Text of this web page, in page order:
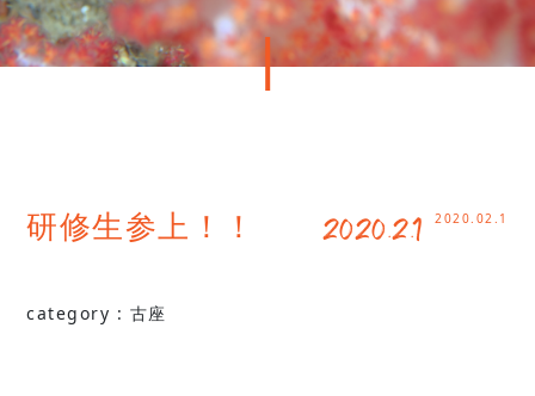
研修生参上！！ 2020.2.1 2020.02.1
category : 古座